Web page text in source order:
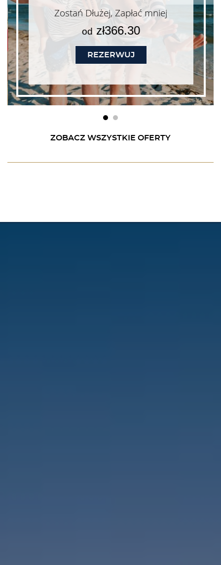
Z OBIADOKOLACJĄ
Zostań Dłużej, Zapłać mniej
odzł366.30
REZERWUJ- OFERTA
ZOBACZ WSZYSTKIE OFERTY